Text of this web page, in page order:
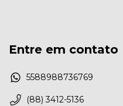
Entre em contato
5588988736769
(88) 3412-5136